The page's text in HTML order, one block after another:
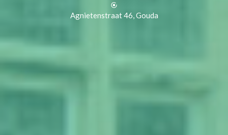
Agnietenstraat 46, Gouda